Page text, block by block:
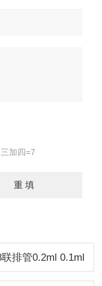
加四=7
排管0.2ml 0.1ml